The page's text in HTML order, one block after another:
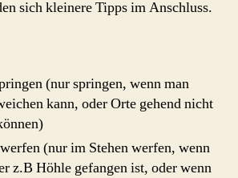
sich kleinere Tipps im Anschluss.
(nur springen, wenn man
kann, oder Orte gehend nicht
(nur im Stehen werfen, wenn
z.B Höhle gefangen ist, oder wenn